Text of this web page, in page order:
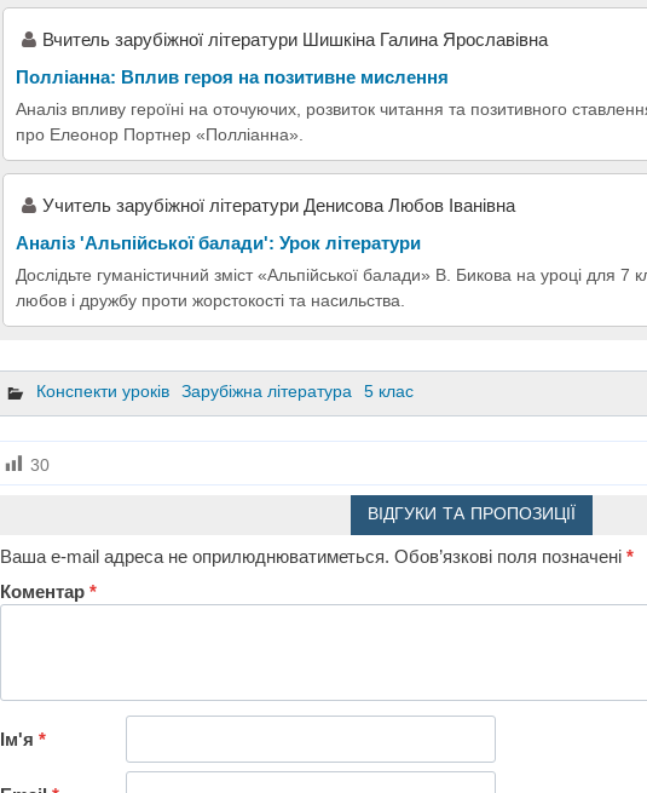
Вчитель зарубіжної літератури Шишкіна Галина Ярославівна
Полліанна: Вплив героя на позитивне мислення
Аналіз впливу героїні на оточуючих, розвиток читання та позитивного
про Елеонор Портнер «Полліанна».
Учитель зарубіжної літератури Денисова Любов Іванівна
Аналіз 'Альпійської балади': Урок літератури
Дослідьте гуманістичний зміст «Альпійської балади» В. Бикова на уроці для 7
любов і дружбу проти жорстокості та насильства.
Конспекти уроків Зарубіжна література 5 клас
30
ВІДГУКИ ТА ПРОПОЗИЦІЇ
Ваша e-mail адреса не оприлюднюватиметься. Обов’язкові поля позначені *
Коментар *
Ім'я *